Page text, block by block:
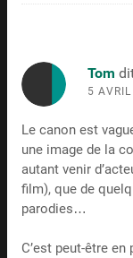
Tom
5
Le canon est
une image de la
autant venir
film), que de
parodies…
C’est peut-être